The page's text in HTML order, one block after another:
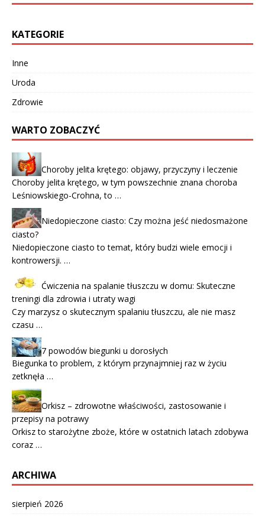
KATEGORIE
Inne
Uroda
Zdrowie
WARTO ZOBACZYĆ
Choroby jelita krętego: objawy, przyczyny i leczenie
Choroby jelita krętego, w tym powszechnie znana choroba
Leśniowskiego-Crohna, to …
Niedopieczone ciasto: Czy można jeść niedosmażone
ciasto?
Niedopieczone ciasto to temat, który budzi wiele emocji i
kontrowersji. …
Ćwiczenia na spalanie tłuszczu w domu: Skuteczne
treningi dla zdrowia i utraty wagi
Czy marzysz o skutecznym spalaniu tłuszczu, ale nie masz
czasu …
7 powodów biegunki u dorosłych
Biegunka to problem, z którym przynajmniej raz w życiu
zetknęła …
Orkisz – zdrowotne właściwości, zastosowanie i
przepisy na potrawy
Orkisz to starożytne zboże, które w ostatnich latach zdobywa
coraz …
ARCHIWA
sierpień 2026